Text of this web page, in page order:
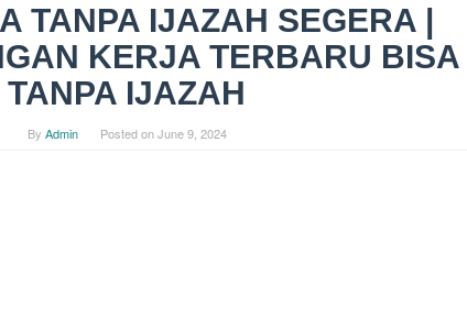
TANPA IJAZAH SEGERA |
KERJA TERBARU BISA
TANPA IJAZAH
By Admin Posted onJune 9, 2024